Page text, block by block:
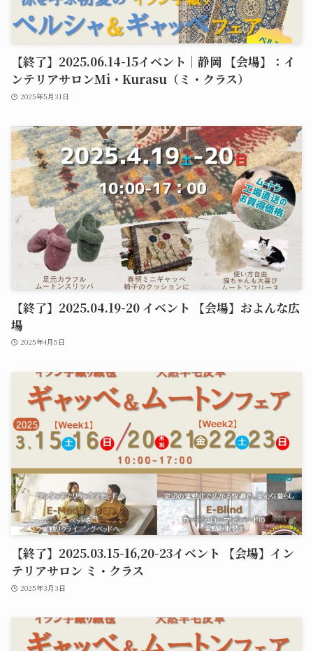
【終了】2025.06.14-15イベント｜静岡 【会場】：イ
ンテリアサロンMi・Kurasu（ミ・クラス）
2025年5月31日
【終了】2025.04.19-20 イベント 【会場】およんな広
場
2025年4月5日
【終了】2025.03.15-16,20-23イベント 【会場】イン
テリアサロン ミ・クラス
2025年3月3日